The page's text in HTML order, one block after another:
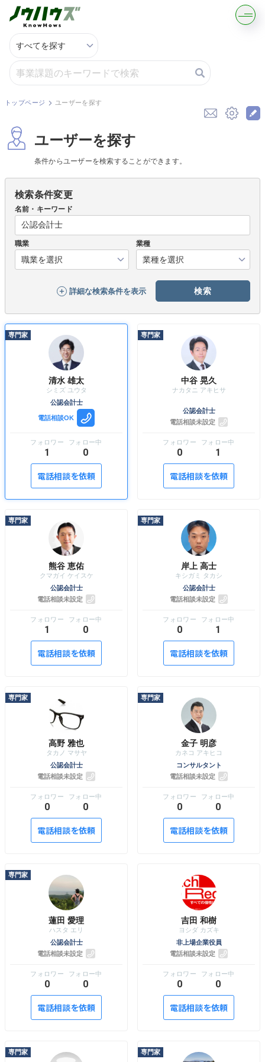
記事・コラムを読む
解決策を募集する
契約書ひな型を探す
専門家に電話する
無料で株価を算定
資本政策を無料でお試し
無料でアンケート
匿名360°評価
ちょこっと相談とは？
トップページ ユーザーを探す
ユーザーを探す
条件からユーザーを検索することができます。
検索条件変更
名前・キーワード
職業 業種
詳細な検索条件を表示
清水 雄太
公認会計士
電話相談OK
1 0
電話相談を依頼
中谷 晃久
公認会計士
電話相談未設定
0 1
電話相談を依頼
熊谷 恵佑
公認会計士
電話相談未設定
1 0
電話相談を依頼
岸上 高士
公認会計士
電話相談未設定
0 1
電話相談を依頼
高野 雅也
公認会計士
電話相談未設定
0 0
電話相談を依頼
金子 明彦
コンサルタント
電話相談未設定
0 0
電話相談を依頼
蓮田 愛理
公認会計士
電話相談未設定
0 0
電話相談を依頼
吉田 和樹
非上場企業役員
電話相談未設定
0 0
電話相談を依頼